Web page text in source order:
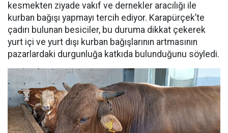
kesmekten ziyade vakıf ve dernekler aracılığı ile
kurban bağışı yapmayı tercih ediyor. Karapürçek’te
çadırı bulunan besiciler, bu duruma dikkat çekerek
yurt içi ve yurt dışı kurban bağışlarının artmasının
pazarlardaki durgunluğa katkıda bulunduğunu söyledi.